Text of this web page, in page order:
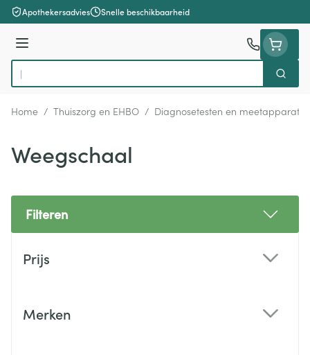
Ga naar de inhoud
Apothekersadvies Snelle beschikbaarheid
Menu
Product, merk, categorie...
Zoek
Home / Thuiszorg en EHBO / Diagnosetesten en
Weegschaal
Filteren
Prijs
Merken